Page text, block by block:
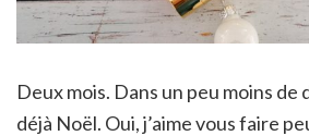
Deux mois. Dans un peu moins de
déjà Noël. Oui, j’aime vous faire